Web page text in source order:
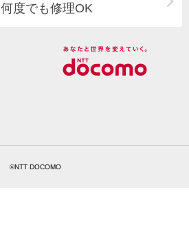
何度でも修理OK
©NTT DOCOMO